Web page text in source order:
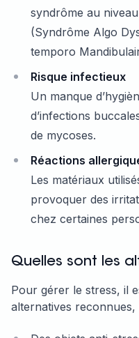
syndrôme au
(Syndrôme Algo
temporo
Risque infectieux
Un manque
d’infections
de mycoses.
Réactions
Les matériaux
provoquer des
chez certaines
Quelles sont les
Pour gérer le stress, il
alternatives reconnues,